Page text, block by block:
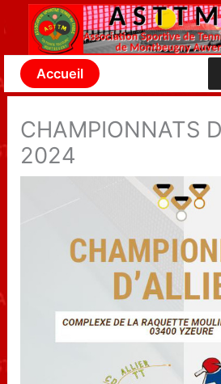
contenu
Accueil
CHAMPIONNATS
2024